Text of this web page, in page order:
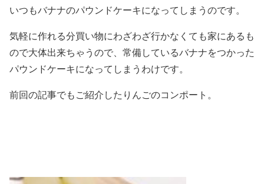
いつもバナナのパウンドケーキになってしまうのです。
気軽に作れる分買い物にわざわざ行かなくても家にあるも
ので大体出来ちゃうので、常備しているバナナをつかった
パウンドケーキになってしまうわけです。
前回の記事でもご紹介したりんごのコンポート。